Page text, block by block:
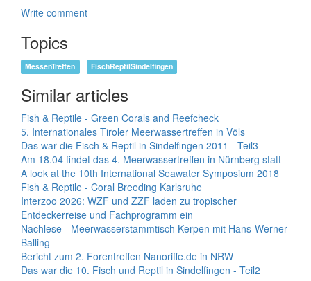
Write comment
Topics
MessenTreffen FischReptilSindelfingen
Similar articles
Fish & Reptile - Green Corals and Reefcheck
5. Internationales Tiroler Meerwassertreffen in Völs
Das war die Fisch & Reptil in Sindelfingen 2011 - Teil3
Am 18.04 findet das 4. Meerwassertreffen in Nürnberg statt
A look at the 10th International Seawater Symposium 2018
Fish & Reptile - Coral Breeding Karlsruhe
Interzoo 2026: WZF und ZZF laden zu tropischer
Entdeckerreise und Fachprogramm ein
Nachlese - Meerwasserstammtisch Kerpen mit Hans-Werner
Balling
Bericht zum 2. Forentreffen Nanoriffe.de in NRW
Das war die 10. Fisch und Reptil in Sindelfingen - Teil2